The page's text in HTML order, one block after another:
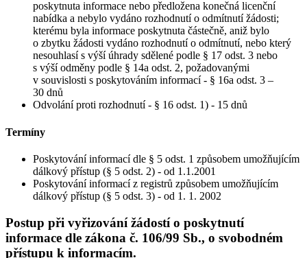
poskytnuta informace nebo předložena konečná licenční
nabídka a nebylo vydáno rozhodnutí o odmítnutí žádosti;
kterému byla informace poskytnuta částečně, aniž bylo
o zbytku žádosti vydáno rozhodnutí o odmítnutí, nebo který
nesouhlasí s výší úhrady sdělené podle § 17 odst. 3 nebo
s výší odměny podle § 14a odst. 2, požadovanými
v souvislosti s poskytováním informací - § 16a odst. 3 –
30 dnů
Odvolání proti rozhodnutí - § 16 odst. 1) - 15 dnů
Termíny
Poskytování informací dle § 5 odst. 1 způsobem umožňujícím
dálkový přístup (§ 5 odst. 2) - od 1.1.2001
Poskytování informací z registrů způsobem umožňujícím
dálkový přístup (§ 5 odst. 3) - od 1. 1. 2002
Postup při vyřizování žádostí o poskytnutí
informace dle zákona č. 106/99 Sb., o svobodném
přístupu k informacím.